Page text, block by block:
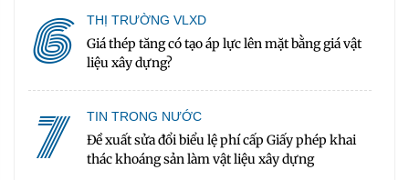
6 THỊ TRƯỜNG VLXD
Giá thép tăng có tạo áp lực lên mặt bằng giá vật
liệu xây dựng?
7 TIN TRONG NƯỚC
Đề xuất sửa đổi biểu lệ phí cấp Giấy phép khai
thác khoáng sản làm vật liệu xây dựng